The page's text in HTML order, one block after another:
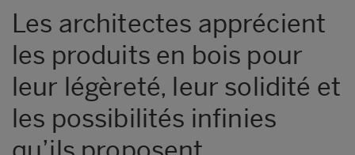
Les architectes apprécient
les produits en bois pour
leur légèreté, leur solidité et
les possibilités infinies